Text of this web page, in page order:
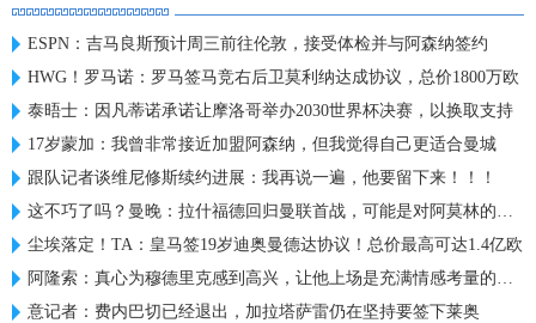
ESPN：吉马良斯预计周三前往伦敦，接受体检并与阿森纳签约
HWG！罗马诺：罗马签马竞右后卫莫利纳达成协议，总价1800万欧
泰晤士：因凡蒂诺承诺让摩洛哥举办2030世界杯决赛，以换取支持
17岁蒙加：我曾非常接近加盟阿森纳，但我觉得自己更适合曼城
跟队记者谈维尼修斯续约进展：我再说一遍，他要留下来！！！
这不巧了吗？曼晚：拉什福德回归曼联首战，可能是对阿莫林的米兰
尘埃落定！TA：皇马签19岁迪奥曼德达协议！总价最高可达1.4亿欧
阿隆索：真心为穆德里克感到高兴，让他上场是充满情感考量的决定
意记者：费内巴切已经退出，加拉塔萨雷仍在坚持要签下莱奥